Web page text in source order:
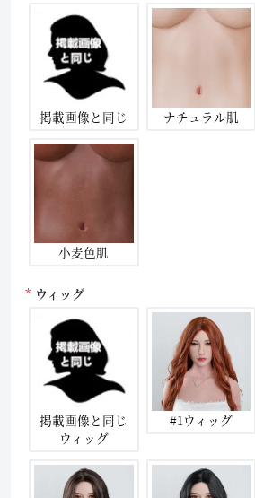
掲載画像と同じ ナチュラル肌
小麦色肌
ウィッグ
掲載画像と同じ
ウィッグ
#1ウィッグ